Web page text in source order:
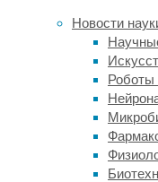
Новости
Роботы
системы
давно
выяснили
траекторию
старения.